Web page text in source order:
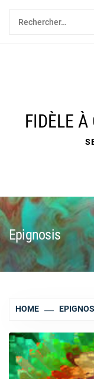
Skip
content
Rechercher :
FIDÈLE
Epignosis
HOME